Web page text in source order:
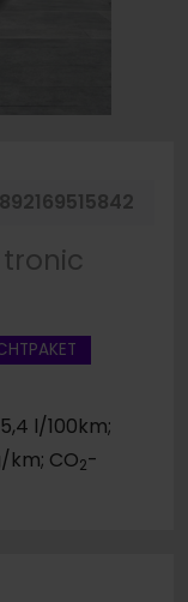
892169515842
l/100km;
km; CO2-